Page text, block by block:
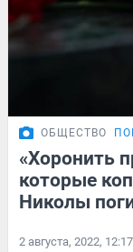
ОБЩЕСТВО
«Хоронить
которые
Николы
2 августа, 2022, 12:17